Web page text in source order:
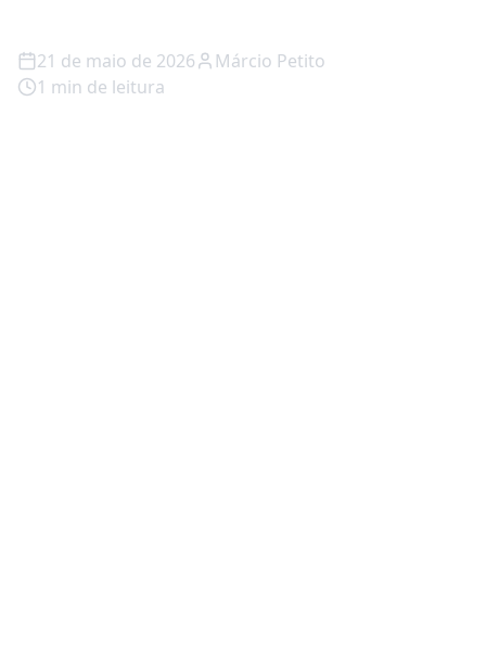
21 de maio de 2026
Márcio Petito
1 min de leitura